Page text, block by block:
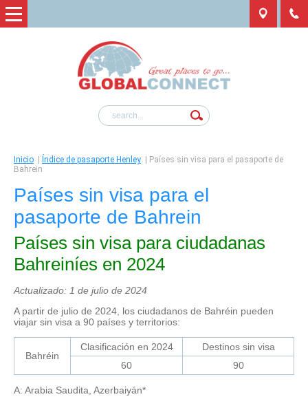
Inicio Índice de pasaporte Henley
Países sin visa para el pasaporte de
Bahrein
Países sin visa para el
pasaporte de Bahrein
Países sin visa para ciudadanas
Bahreiníes en 2024
Actualizado: 1 de julio de 2024
A partir de julio de 2024, los ciudadanos de Bahréin pueden
viajar sin visa a 90 países y territorios:
Bahréin
Clasificación en 2024
Destinos sin visa
60
90
A: Arabia Saudita, Azerbaiyán*